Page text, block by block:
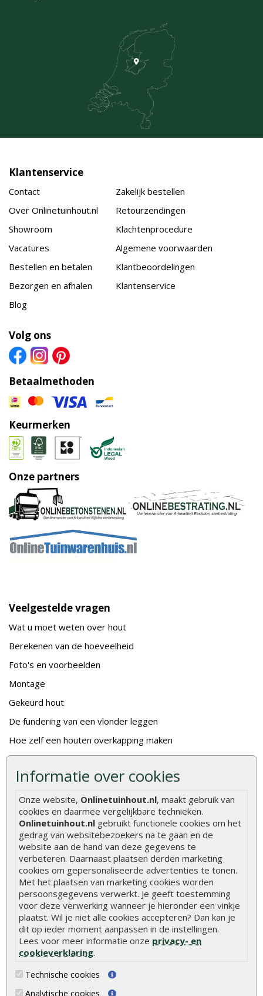
Informatie over cookies
Onze website, Onlinetuinhout.nl, maakt gebruik van
cookies en daarmee vergelijkbare technieken.
Onlinetuinhout.nl gebruikt functionele cookies om het
gedrag van websitebezoekers na te gaan en de
website aan de hand van deze gegevens te
verbeteren. Daarnaast plaatsen derden marketing
cookies om gepersonaliseerde advertenties te tonen.
Met het plaatsen van marketing cookies worden
persoonsgegevens verwerkt. Je geeft toestemming
voor deze verwerking wanneer je hieronder een vinkje
plaatst. Wil je niet alle cookies accepteren? Dan kan je
dit op ieder moment aanpassen in de instellingen.
Lees voor meer informatie onze privacy- en
cookieverklaring.
Technische cookies
Analytische cookies
Klantenservice
Contact
Over Onlinetuinhout.nl
Showroom
Vacatures
Bestellen en betalen
Bezorgen en afhalen
Blog
Zakelijk bestellen
Retourzendingen
Klachtenprocedure
Algemene voorwaarden
Klantbeoordelingen
Klantenservice
Volg ons
Betaalmethoden
Keurmerken
Onze partners
Veelgestelde vragen
Wat u moet weten over hout
Berekenen van de hoeveelheid
Foto's en voorbeelden
Montage
Gekeurd hout
De fundering van een vlonder leggen
Hoe zelf een houten overkapping maken
Hoe zelf een vlonder leggen
Hoe betonpaal plaatsen
Hoe schutting plaatsen
De 9 beste tuinschermen van Onlinetuinhout.nl
Stijlvolle houtsoorten voor in de tuin
Duurzame tuin
Welke palen voor een schapenhek
Alle populaire categorieën
Tuinhout
Schutting
Tuinpalen
Tuindeuren
Tuinschermen
Steigerplanken